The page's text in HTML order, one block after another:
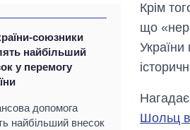
союзники
найбільший
у перемогу
допомога
найбільший внесок
Крім
що
Шольц